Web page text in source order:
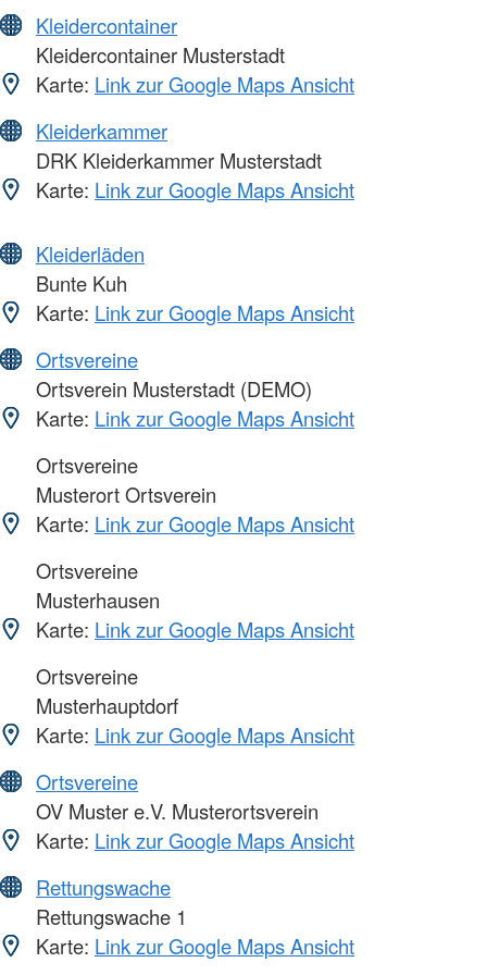
Kleidercontainer
Kleidercontainer Musterstadt
Karte: Link zur Google Maps Ansicht
Kleiderkammer
DRK Kleiderkammer Musterstadt
Karte: Link zur Google Maps Ansicht
Kleiderläden
Bunte Kuh
Karte: Link zur Google Maps Ansicht
Ortsvereine
Ortsverein Musterstadt (DEMO)
Karte: Link zur Google Maps Ansicht
Ortsvereine
Musterort Ortsverein
Karte: Link zur Google Maps Ansicht
Ortsvereine
Musterhausen
Karte: Link zur Google Maps Ansicht
Ortsvereine
Musterhauptdorf
Karte: Link zur Google Maps Ansicht
Ortsvereine
OV Muster e.V. Musterortsverein
Karte: Link zur Google Maps Ansicht
Rettungswache
Rettungswache 1
Karte: Link zur Google Maps Ansicht